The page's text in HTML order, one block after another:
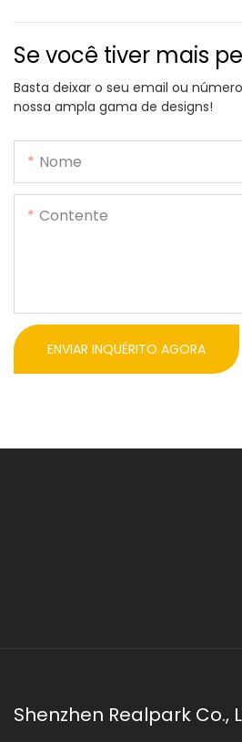
Se você tiver mais
Basta deixar o seu email ou
nossa ampla gama de designs!
Nome
Contente
ENVIAR INQUÉRITO AGORA
Shenzhen Realpark Co.,